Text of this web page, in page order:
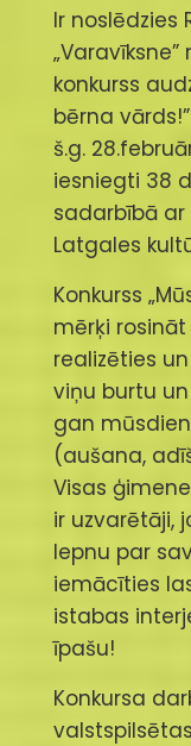
Ir noslēdzies
konkurss
bērna
š.g.
iesniegti 38
sadarbībā ar
Latgales
Konkurss
mērķi
realizēties
viņu burtu
gan
(aušana,
Visas
ir uzvarētāji,
lepnu par
iemācīties
istabas
īpašu!
Konkursa